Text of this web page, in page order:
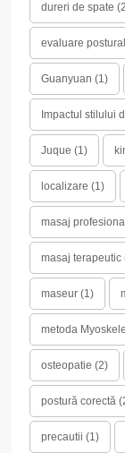
dureri de spate
evaluare
Guanyuan (1)
Impactul stilului
Juque (1)
localizare (1)
masaj profesional
masaj terapeutic
maseur (1)
metoda
osteopatie (2)
postură corectă
precautii (1)